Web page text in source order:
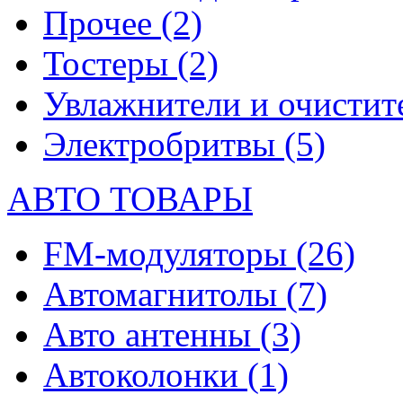
Прочее (2)
Тостеры (2)
Увлажнители и
Электробритвы (5)
АВТО ТОВАРЫ
FM-модуляторы (26)
Автомагнитолы (7)
Авто антенны (3)
Автоколонки (1)